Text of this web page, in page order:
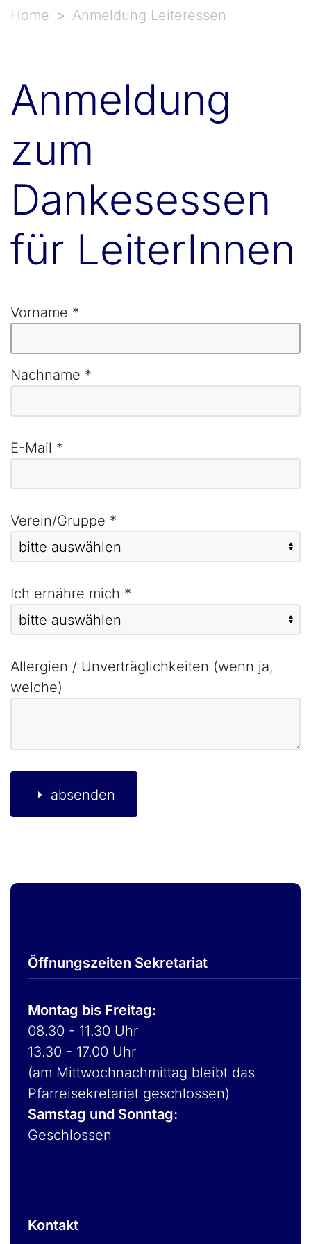
Home Anmeldung Leiteressen
Anmeldung
zum
Dankesessen
für LeiterInnen
Vorname *
Nachname *
E-Mail *
Verein/Gruppe *
Ich ernähre mich *
Allergien / Unverträglichkeiten (wenn ja,
welche)
absenden
Öffnungszeiten Sekretariat
Montag bis Freitag:
08.30 - 11.30 Uhr
13.30 - 17.00 Uhr
(am Mittwochnachmittag bleibt das
Pfarreisekretariat geschlossen)
Samstag und Sonntag:
Geschlossen
Kontakt